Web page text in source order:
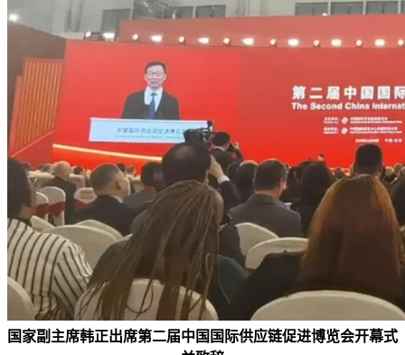
国家副主席韩正出席第二届中国国际供应链促进博览会开幕式